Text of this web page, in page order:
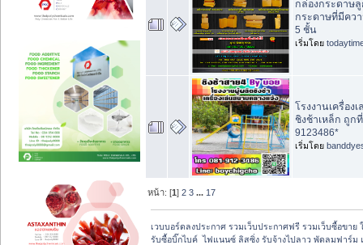
กล่องกระดาษ
กระดาษที่มีคว
5 ชั้น
เริ่มโดย
โรงงานเครื่อง
ชิงช้าเหล็ก ถูก
9123486*
เริ่มโดย
หน้า: [1]2 3 ... 17
เวบบอร์ดลงประกาศ รวมเว็บประกาศฟรี รวมเว็บซื้อขาย
รับซื้อบิ๊กไบค์  ไฟแนนซ์ ลิสซิ่ง รับจ้างไปลาว พัดลมฟาร์